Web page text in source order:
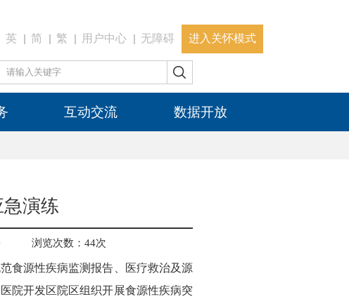
英 简 繁 用户中心 无障碍 进入关怀模式
互动交流 数据开放
演练
浏览次数： 44次
食源性疾病监测报告、医疗救治及源
院开发区院区组织开展食源性疾病突